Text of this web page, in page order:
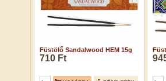
Füstölő Sandalwood HEM 15g
710 Ft